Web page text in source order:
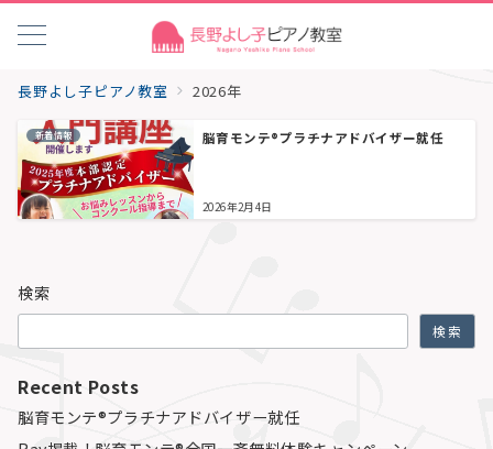
長野よし子ピアノ教室 2026年
新着情報 脳育モンテ®プラチナアドバイザー就任
2026年2月4日
検索
検索
Recent Posts
脳育モンテ®プラチナアドバイザー就任